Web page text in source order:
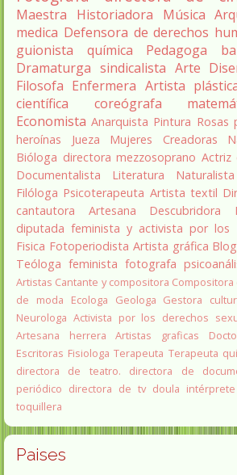
Maestra
Historiadora Música
medica Defensora de derechos
guionista
química Pedagoga
Dramaturga sindicalista Arte
Filosofa Enfermera Artista
científica
coreógrafa
Economista Anarquista Pintura Rosas
heroínas
Jueza Mujeres Creadoras
Bióloga directora mezzosoprano Actriz
Documentalista
Literatura Naturalista
Filóloga Psicoterapeuta Artista textil
cantautora
Artesana Descubridora
diputada feminista y activista por los
Fisica Fotoperiodista Artista gráfica
Teóloga feminista fotografa
Artistas Cantante y compositora Compositora
de moda
Ecologa Geologa Gestora
Neurologa Activista por los derechos
Artesana herrera
Artistas graficas
Escritoras Fisiologa Terapeuta Terapeuta
directora de teatro.
directora de
periódico directora de tv doula
toquillera
Paises